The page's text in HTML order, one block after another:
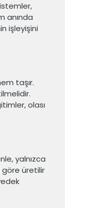
anında
işleyişini
taşır.
olası
yalnızca
göre üretilir